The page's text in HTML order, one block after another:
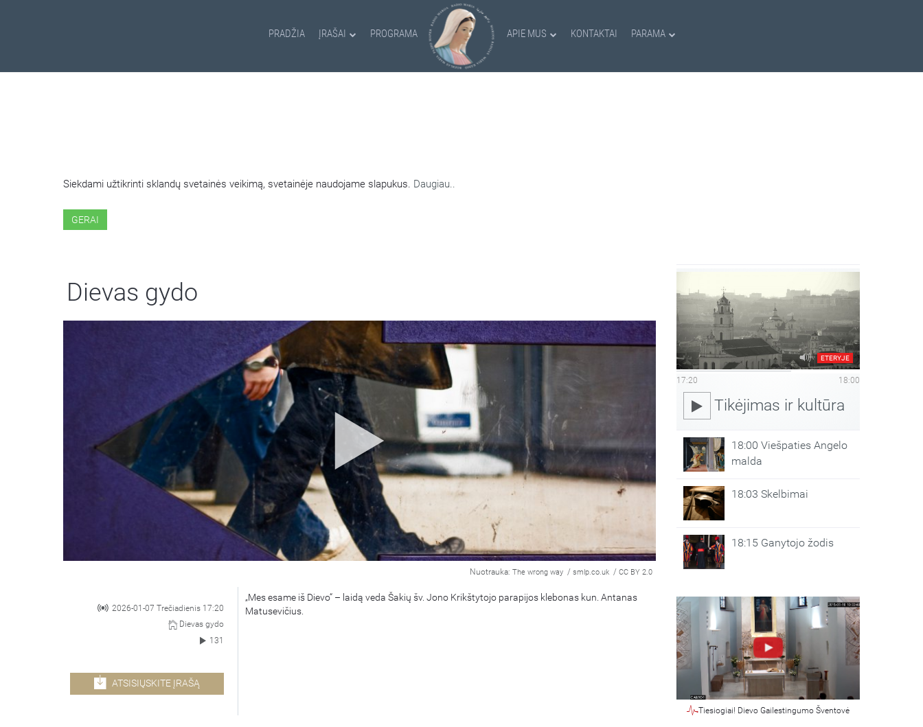
PRADŽIA ĮRAŠAI PROGRAMA APIE MUS KONTAKTAI PARAMA
Siekdami užtikrinti sklandų svetainės veikimą, svetainėje naudojame slapukus. Daugiau..
GERAI
Dievas gydo
Nuotrauka: The wrong way / smlp.co.uk / CC BY 2.0
2026-01-07 Trečiadienis 17:20
Dievas gydo
131
ATSISIŲSKITE ĮRAŠĄ
„Mes esame iš Dievo“ – laidą veda Šakių šv. Jono Krikštytojo parapijos klebonas kun. Antanas
Matusevičius.
ETERYJE
17:20 18:00
Tikėjimas ir kultūra
18:00 Viešpaties Angelo
malda
18:03 Skelbimai
18:15 Ganytojo žodis
Tiesiogiai! Dievo Gailestingumo Šventovė